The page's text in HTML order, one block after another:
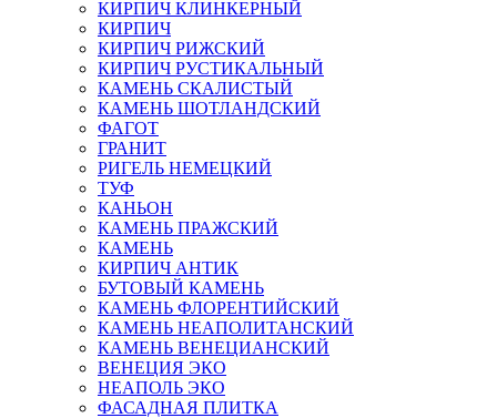
КИРПИЧ КЛИНКЕРНЫЙ
КИРПИЧ
КИРПИЧ РИЖСКИЙ
КИРПИЧ РУСТИКАЛЬНЫЙ
КАМЕНЬ СКАЛИСТЫЙ
КАМЕНЬ ШОТЛАНДСКИЙ
ФАГОТ
ГРАНИТ
РИГЕЛЬ НЕМЕЦКИЙ
ТУФ
КАНЬОН
КАМЕНЬ ПРАЖСКИЙ
КАМЕНЬ
КИРПИЧ АНТИК
БУТОВЫЙ КАМЕНЬ
КАМЕНЬ ФЛОРЕНТИЙСКИЙ
КАМЕНЬ НЕАПОЛИТАНСКИЙ
КАМЕНЬ ВЕНЕЦИАНСКИЙ
ВЕНЕЦИЯ ЭКО
НЕАПОЛЬ ЭКО
ФАСАДНАЯ ПЛИТКА